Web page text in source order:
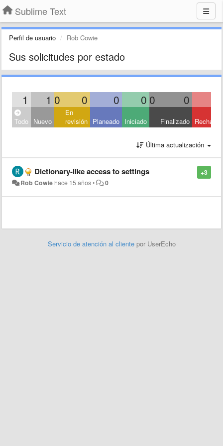
Sublime Text
Perfil de usuario Rob Cowie
Sus solicitudes por estado
1 1 0 0 0 0 0 0
Todo Nuevo
En
revisión Planeado Iniciado Finalizado
Última actualización
+3
Dictionary-like access to settings
Rob Cowie hace 15 años• 0
Servicio de atención al cliente por UserEcho